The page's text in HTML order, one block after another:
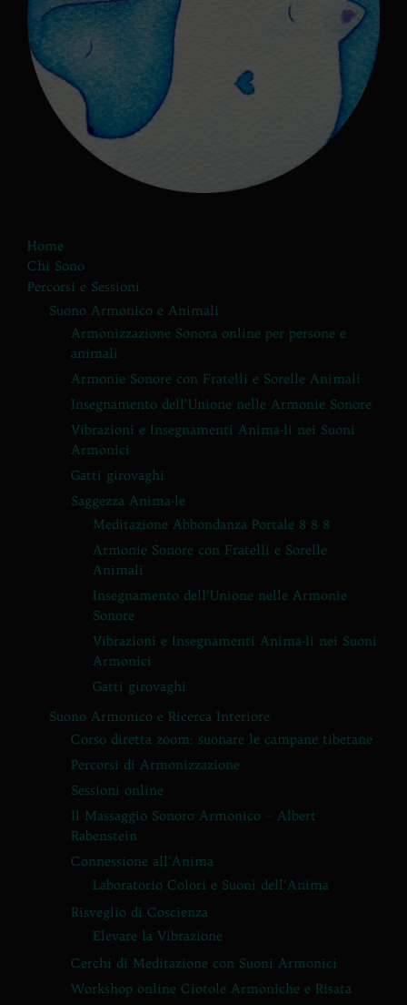
Home
Chi Sono
Percorsi e Sessioni
Suono Armonico e Animali
Armonizzazione Sonora online per persone e
animali
Armonie Sonore con Fratelli e Sorelle Animali
Insegnamento dell’Unione nelle Armonie Sonore
Vibrazioni e Insegnamenti Anima-li nei Suoni
Armonici
Gatti girovaghi
Saggezza Anima-le
Meditazione Abbondanza Portale 8 8 8
Armonie Sonore con Fratelli e Sorelle
Animali
Insegnamento dell’Unione nelle Armonie
Sonore
Vibrazioni e Insegnamenti Anima-li nei Suoni
Armonici
Gatti girovaghi
Suono Armonico e Ricerca Interiore
Corso diretta zoom: suonare le campane tibetane
Percorsi di Armonizzazione
Sessioni online
Il Massaggio Sonoro Armonico – Albert
Rabenstein
Connessione all’Anima
Laboratorio Colori e Suoni dell’Anima
Risveglio di Coscienza
Elevare la Vibrazione
Cerchi di Meditazione con Suoni Armonici
Workshop online Ciotole Armoniche e Risata